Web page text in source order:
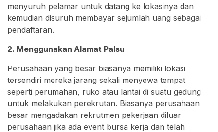
menyuruh pelamar untuk datang ke lokasinya dan
kemudian disuruh membayar sejumlah uang sebagai
pendaftaran.
2. Menggunakan Alamat Palsu
Perusahaan yang besar biasanya memiliki lokasi
tersendiri mereka jarang sekali menyewa tempat
seperti perumahan, ruko atau lantai di suatu gedung
untuk melakukan perekrutan. Biasanya perusahaan
besar mengadakan rekrutmen pekerjaan diluar
perusahaan jika ada event bursa kerja dan telah